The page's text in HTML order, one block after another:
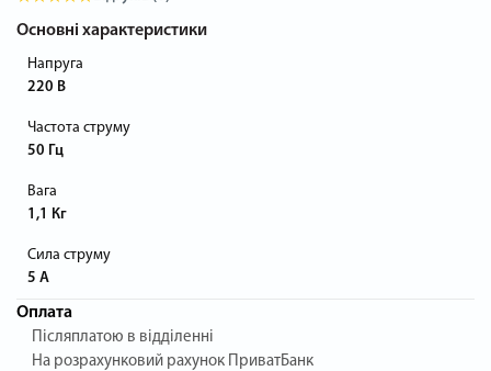
Основні характеристики
Напруга
220 В
Частота струму
50 Гц
Вага
1,1 Кг
Сила струму
5 А
Оплата
Післяплатою в відділенні
На розрахунковий рахунок ПриватБанк